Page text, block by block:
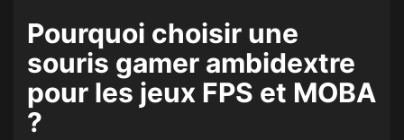
Pourquoi choisir une
souris gamer ambidextre
pour les jeux FPS et MOBA
?